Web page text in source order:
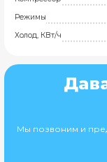
Режимы
Холод, КВт/ч
Мы позвоним и